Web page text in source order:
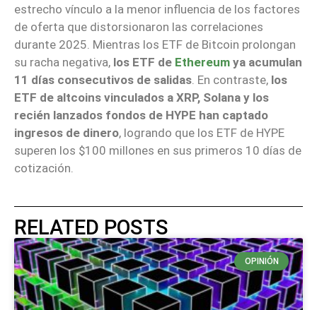
estrecho vínculo a la menor influencia de los factores
de oferta que distorsionaron las correlaciones
durante 2025. Mientras los ETF de Bitcoin prolongan
su racha negativa, los ETF de Ethereum ya acumulan
11 días consecutivos de salidas. En contraste, los
ETF de altcoins vinculados a XRP, Solana y los
recién lanzados fondos de HYPE han captado
ingresos de dinero, logrando que los ETF de HYPE
superen los $100 millones en sus primeros 10 días de
cotización.
RELATED POSTS
OPINIÓN